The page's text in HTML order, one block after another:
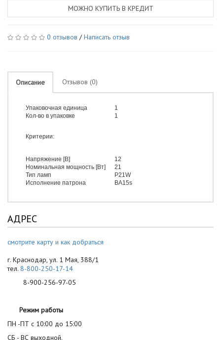
МОЖНО КУПИТЬ В КРЕДИТ
0 отзывов /Написать отзыв
Описание Отзывов (0)
Упаковочная единица
1
Кол-во в упаковке
1
Критерии:
Напряжение [В]
12
Номинальная мощность [Вт]
21
Тип ламп
P21W
Исполнение патрона
BA15s
АДРЕС
смотрите карту и как добраться
г. Краснодар, ул. 1 Мая, 388/1
тел. 8-800-250-17-14
8-900-256-97-05
Режим работы
ПН -ПТ с 10:00 до 15:00
СБ - ВС выходной.